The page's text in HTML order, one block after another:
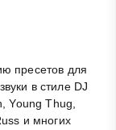
пресетов для
в стиле DJ
Young Thug,
и многих